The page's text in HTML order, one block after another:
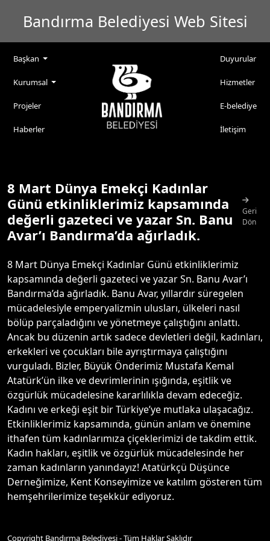
Bandırma Belediyesi Web Sitesi
Başkan
Kurumsal
Projeler
Haberler
Duyurular
Hizmetler
E-belediye
İletişim
8 Mart Dünya Emekçi Kadınlar
Günü etkinliklerimiz kapsamında
değerli gazeteci ve yazar Sn. Banu
Avar’ı Bandırma’da ağırladık.
Geri
Dön
8 Mart Dünya Emekçi Kadınlar Günü etkinliklerimiz
kapsamında değerli gazeteci ve yazar Sn. Banu Avar’ı
Bandırma’da ağırladık. Banu Avar, yıllardır süregelen
mücadelesiyle emperyalizmin ulusları, ülkeleri nasıl
bölüp parçaladığını ve yönetmeye çalıştığını anlattı.
Ancak bu düzenin artık sadece devletleri değil, kadınları,
erkekleri ve çocukları bile ayrıştırmaya çalıştığını
vurguladı. Bizler, Büyük Önderimiz Mustafa Kemal
Atatürk’ün ilke ve devrimlerinin ışığında, eşitlik ve
özgürlük mücadelesine kararlılıkla devam edeceğiz.
Kadını ve erkeği eşit bir Türkiye’ye mutlaka ulaşacağız.
Etkinliklerimiz kapsamında, günün anlam ve önemine
ithafen tüm kadınlarımıza çiçeklerimizi de takdim ettik.
Kadın hakları, eşitlik ve özgürlük mücadelesinde her
zaman kadınların yanındayız! Atatürkçü Düşünce
Derneğimize, Kent Konseyimize ve katılım gösteren tüm
hemşehrilerimize teşekkür ediyoruz.
Copyright Bandırma Belediyesi - Tüm Haklar Saklıdır